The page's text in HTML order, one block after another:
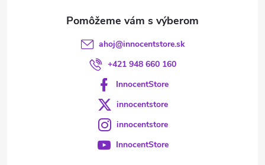
ahoj@innocentstore.sk
+421 948 660 160
InnocentStore
innocentstore
innocentstore
InnocentStore